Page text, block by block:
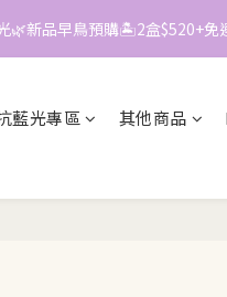
｜領$50折價券
1
0
｜領$50折價券
藍光專區 其他商品